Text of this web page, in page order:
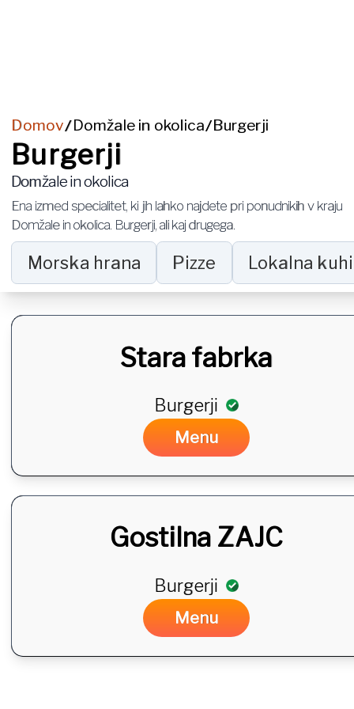
Domov/Domžale in okolica/Burgerji
Burgerji
Domžale in okolica
Ena izmed specialitet, ki jih lahko najdete pri ponudnikih v kraju
Domžale in okolica. Burgerji, ali kaj drugega.
Morska hrana Pizze Lokalna
Stara fabrka
Burgerji
DA
Menu
Gostilna ZAJC
Burgerji
DA
Menu